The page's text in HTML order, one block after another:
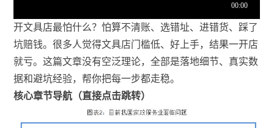
开文具店最怕什么？怕算不清账、选错址、进错货、踩了
坑赔钱。很多人觉得文具店门槛低、好上手，结果一开店
就亏。这篇文章没有空泛理论，全部是落地细节、真实数
据和避坑经验，帮你把每一步都走稳。
核心章节导航（直接点击跳转）